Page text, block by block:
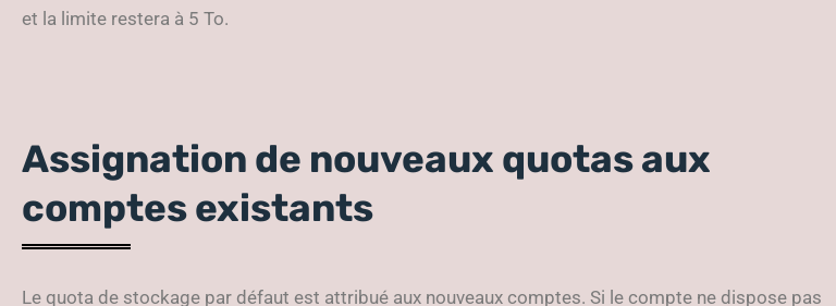
et la limite restera à 5 To.
Assignation de nouveaux quotas aux
comptes existants
Le quota de stockage par défaut est attribué aux nouveaux comptes. Si le compte ne dispose pas